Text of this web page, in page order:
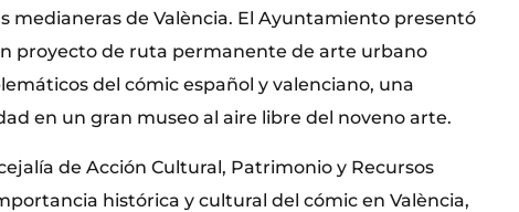
medianeras de València. El Ayuntamiento presentó
proyecto de ruta permanente de arte urbano
del cómic español y valenciano, una
en un gran museo al aire libre del noveno arte.
de Acción Cultural, Patrimonio y Recursos
histórica y cultural del cómic en València,